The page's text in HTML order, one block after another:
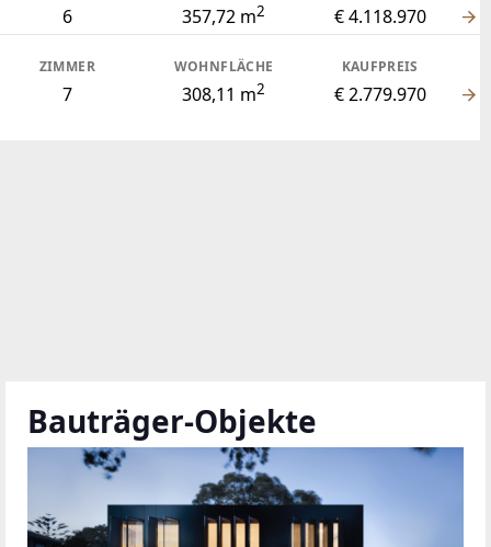
6 357,72 m2 € 4.118.970
ZIMMER
7
WOHNFLÄCHE
308,11 m2
KAUFPREIS
€ 2.779.970
Bauträger-Objekte